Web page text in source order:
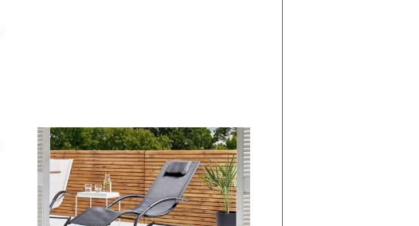
di
I
Vespri